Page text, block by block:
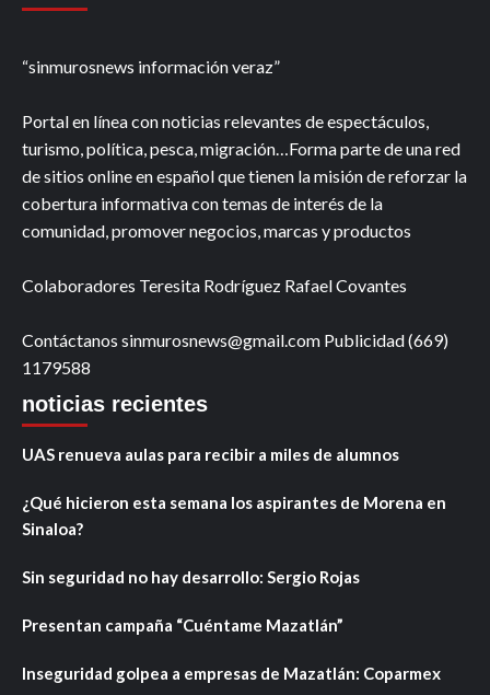
“sinmurosnews información veraz”
Portal en línea con noticias relevantes de espectáculos,
turismo, política, pesca, migración…Forma parte de una red
de sitios online en español que tienen la misión de reforzar la
cobertura informativa con temas de interés de la
comunidad, promover negocios, marcas y productos
Colaboradores Teresita Rodríguez Rafael Covantes
Contáctanos sinmurosnews@gmail.com Publicidad (669)
1179588
noticias recientes
UAS renueva aulas para recibir a miles de alumnos
¿Qué hicieron esta semana los aspirantes de Morena en
Sinaloa?
Sin seguridad no hay desarrollo: Sergio Rojas
Presentan campaña “Cuéntame Mazatlán”
Inseguridad golpea a empresas de Mazatlán: Coparmex